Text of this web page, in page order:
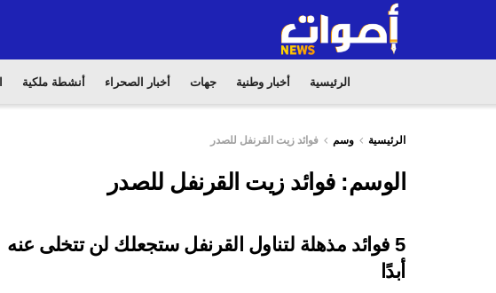
الرئيسية أخبار وطنية جهات أخبار الصحراء أنشطة ملكية
الرئيسية وسم فوائد زيت القرنفل للصدر
الوسم:فوائد زيت القرنفل للصدر
5 فوائد مذهلة لتناول القرنفل ستجعلك لن تتخلى عنه
أبدًا